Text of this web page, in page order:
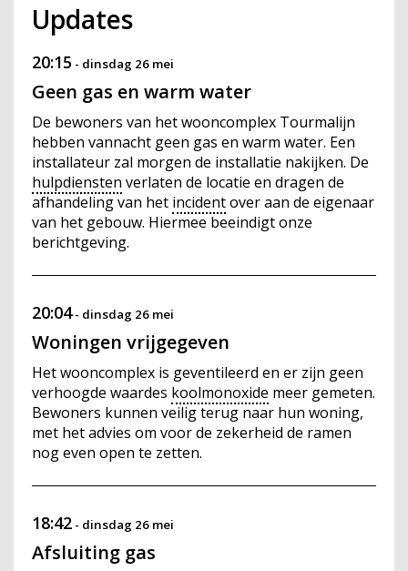
Updates
Geen gas en warm water
20:15 - dinsdag 26 mei
De bewoners van het wooncomplex Tourmalijn
hebben vannacht geen gas en warm water. Een
installateur zal morgen de installatie nakijken. De
hulpdiensten verlaten de locatie en dragen de
afhandeling van het incidentover aan de eigenaar
van het gebouw. Hiermee beeindigt onze
berichtgeving.
Woningen vrijgegeven
20:04- dinsdag 26 mei
Het wooncomplex is geventileerd en er zijn geen
verhoogde waardes koolmonoxide meer gemeten.
Bewoners kunnen veilig terug naar hun woning,
met het advies om voor de zekerheid de ramen
nog even open te zetten.
Afsluiting gas
18:42 - dinsdag 26 mei